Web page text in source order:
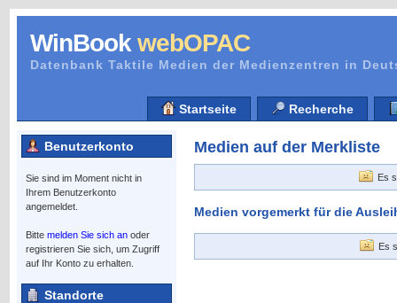
WinBook webOPAC
Datenbank Taktile Medien der Medienzentren in
Startseite Recherche
Benutzerkonto
Sie sind im Moment nicht in
Ihrem Benutzerkonto
angemeldet.
Bitte melden Sie sich an oder
registrieren Sie sich, um Zugriff
auf Ihr Konto zu erhalten.
Standorte
Medien auf der Merkliste
Es
Medien vorgemerkt für die
Es